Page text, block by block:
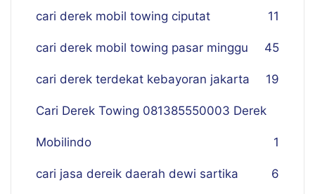
cari derek mobil towing ciputat 11
cari derek mobil towing pasar minggu 45
cari derek terdekat kebayoran jakarta 19
Cari Derek Towing 081385550003 Derek
Mobilindo 1
cari jasa dereik daerah dewi sartika 6